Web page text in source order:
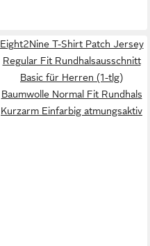
Eight2Nine T-Shirt Patch Jersey
Regular Fit Rundhalsausschnitt
Basic für Herren (1-tlg)
Baumwolle Normal Fit Rundhals
Kurzarm Einfarbig atmungsaktiv